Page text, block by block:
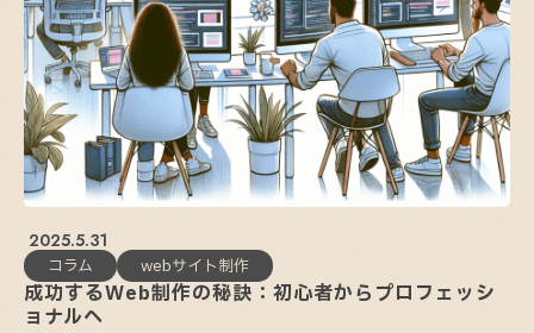
成功するWeb制作の秘訣：初心者からプロフェッシ
ョナルへ
2025.5.31
コラム
webサイト制作